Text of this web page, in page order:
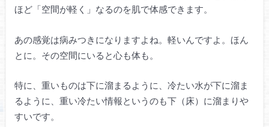
ほど「空間が軽く」なるのを肌で体感できます。
あの感覚は病みつきになりますよね。軽いんですよ。ほん
とに。その空間にいると心も体も。
特に、重いものは下に溜まるように、冷たい水が下に溜ま
るように、重い冷たい情報というのも下（床）に溜まりや
すいです。